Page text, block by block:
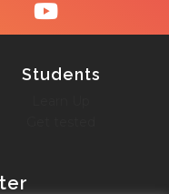
Students